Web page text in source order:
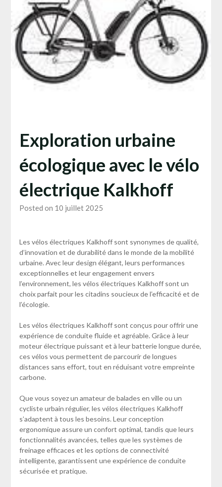
Exploration urbaine
écologique avec le vélo
électrique Kalkhoff
Posted on 10 juillet 2025
Les vélos électriques Kalkhoff sont synonymes de qualité,
d’innovation et de durabilité dans le monde de la mobilité
urbaine. Avec leur design élégant, leurs performances
exceptionnelles et leur engagement envers
l’environnement, les vélos électriques Kalkhoff sont un
choix parfait pour les citadins soucieux de l’efficacité et de
l’écologie.
Les vélos électriques Kalkhoff sont conçus pour offrir une
expérience de conduite fluide et agréable. Grâce à leur
moteur électrique puissant et à leur batterie longue durée,
ces vélos vous permettent de parcourir de longues
distances sans effort, tout en réduisant votre empreinte
carbone.
Que vous soyez un amateur de balades en ville ou un
cycliste urbain régulier, les vélos électriques Kalkhoff
s’adaptent à tous les besoins. Leur conception
ergonomique assure un confort optimal, tandis que leurs
fonctionnalités avancées, telles que les systèmes de
freinage efficaces et les options de connectivité
intelligente, garantissent une expérience de conduite
sécurisée et pratique.